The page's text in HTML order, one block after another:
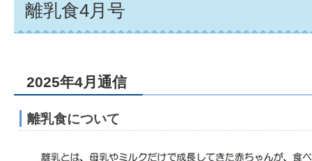
離乳食4月号
2025年4月通信
離乳食について